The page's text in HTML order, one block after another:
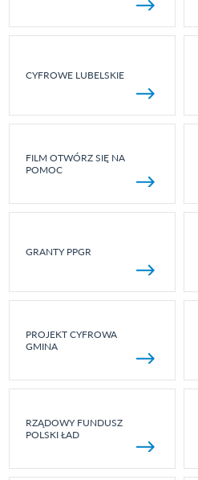
CYFROWE LUBELSKIE
FILM OTWÓRZ SIĘ NA
POMOC
GRANTY PPGR
PROJEKT CYFROWA
GMINA
RZĄDOWY FUNDUSZ
POLSKI ŁAD